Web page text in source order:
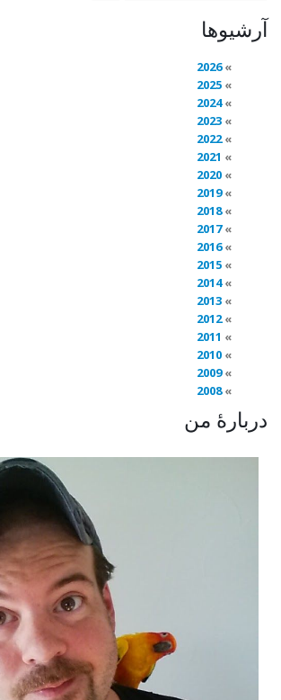
آرشیوها
2026
2025
2024
2023
2022
2021
2020
2019
2018
2017
2016
2015
2014
2013
2012
2011
2010
2009
2008
دربارهٔ من